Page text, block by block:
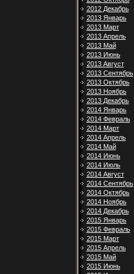
2012 Декабрь
2013 Январь
2013 Март
2013 Апрель
2013 Май
2013 Июнь
2013 Август
2013 Сентябрь
2013 Октябрь
2013 Ноябрь
2013 Декабрь
2014 Январь
2014 Февраль
2014 Март
2014 Апрель
2014 Май
2014 Июнь
2014 Июль
2014 Август
2014 Сентябрь
2014 Октябрь
2014 Ноябрь
2014 Декабрь
2015 Январь
2015 Февраль
2015 Март
2015 Апрель
2015 Май
2015 Июнь